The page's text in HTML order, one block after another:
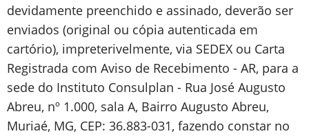
devidamente preenchido e assinado, deverão ser
enviados (original ou cópia autenticada em
cartório), impreterivelmente, via SEDEX ou Carta
Registrada com Aviso de Recebimento - AR, para a
sede do Instituto Consulplan - Rua José Augusto
Abreu, nº 1.000, sala A, Bairro Augusto Abreu,
Muriaé, MG, CEP: 36.883-031, fazendo constar no